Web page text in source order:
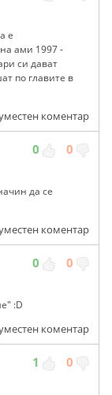
е
ами 1997 -
си дават
по главите в
коментар
0 0
да се
коментар
0 0
:D
коментар
1 0